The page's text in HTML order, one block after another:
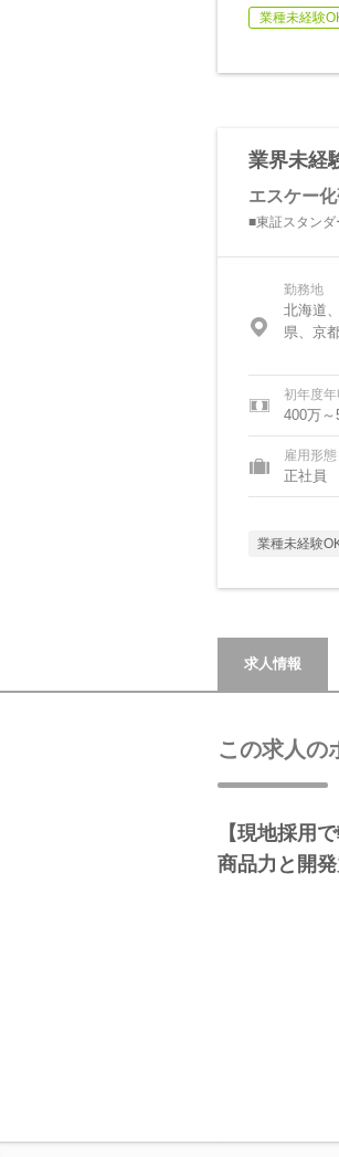
業種未経験
業界未経
エスケー
■東証スタン
勤務地
北海道
県、京
初年度年
400万～
雇用形態
正社員
業種未経験
求人情報
この求人の
【現地採用
商品力と開